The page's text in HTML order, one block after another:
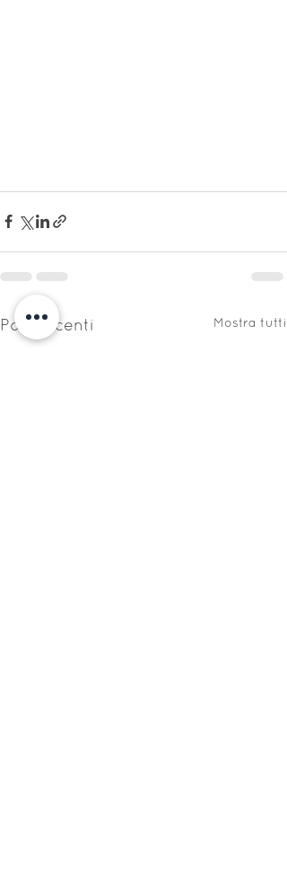
Post recenti Mostra tutti